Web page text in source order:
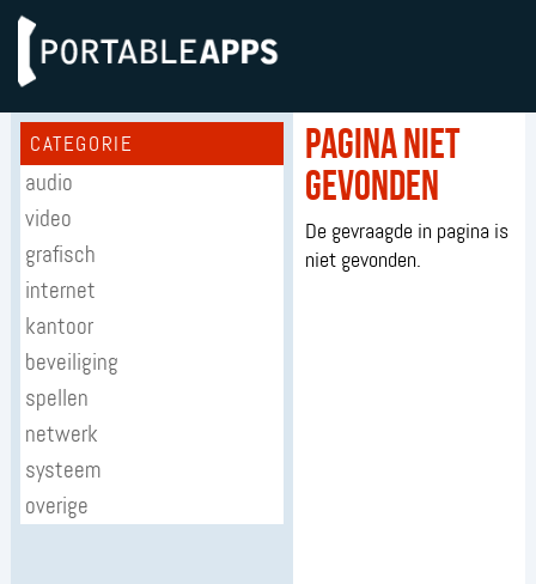
CATEGORIE
audio
video
grafisch
internet
kantoor
beveiliging
spellen
netwerk
systeem
overige
Pagina niet
gevonden
De gevraagde in pagina is
niet gevonden.